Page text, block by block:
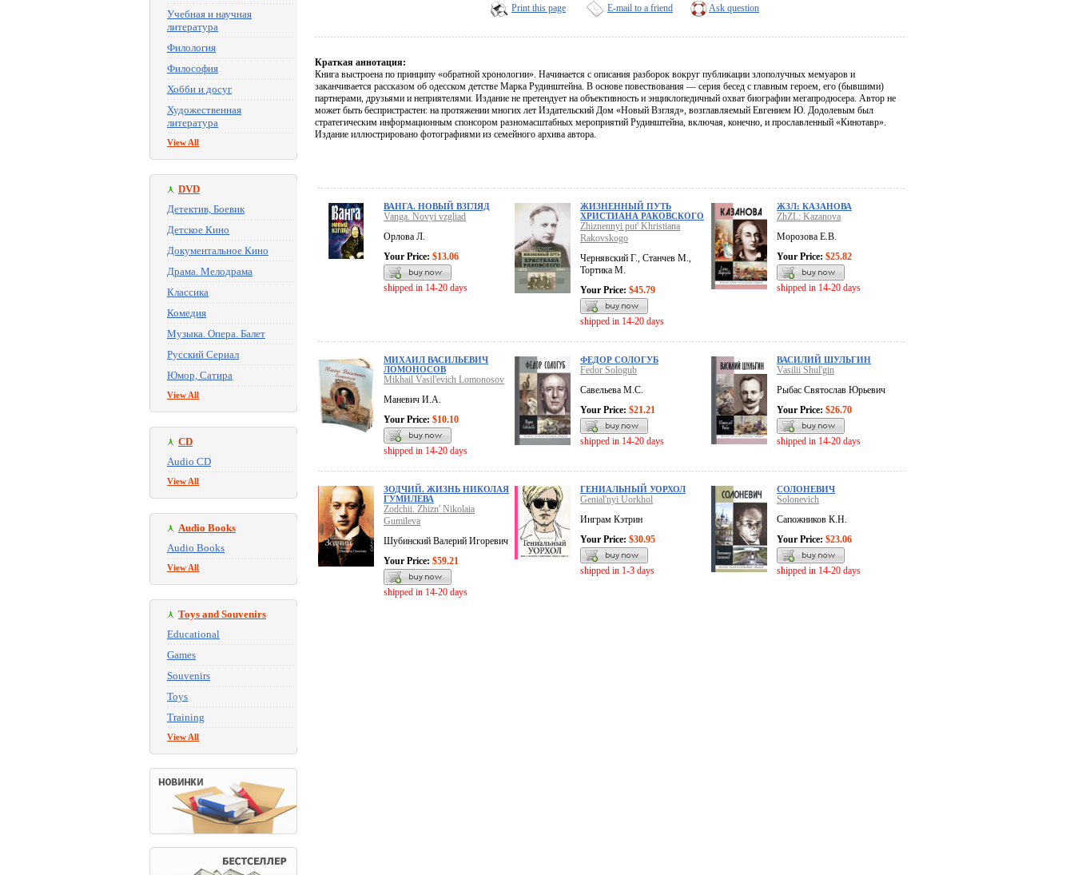
Учебная и научная
литература
Филология
Философия
Хобби и досуг
Художественная
литература
View All
DVD
Детектив, Боевик
Детское Кино
Документальное Кино
Драма. Мелодрама
Классика
Комедия
Музыка. Опера. Балет
Русский Сериал
Юмор, Сатира
View All
CD
Audio CD
View All
Audio Books
Audio Books
View All
Toys and Souvenirs
Educational
Games
Souvenirs
Toys
Training
View All
Print this page E-mail to a friend Ask question
Краткая аннотация:
Книга выстроена по принципу «обратной хронологии». Начинается с описания разборок вокруг публикации злополучных мемуаров и
заканчивается рассказом об одесском детстве Марка Рудинштейна. В основе повествования — серия бесед с главным героем, его (бывшими)
партнерами, друзьями и неприятелями. Издание не претендует на объективность и энциклопедичный охват биографии мегапродюсера. Автор не
может быть беспристрастен: на протяжении многих лет Издательский Дом «Новый Взгляд», возглавляемый Евгением Ю. Додолевым был
стратегическим информационным спонсором разномасштабных мероприятий Рудинштейна, включая, конечно, и прославленный «Кинотавр».
Издание иллюстрировано фотографиями из семейного архива автора.
ВАНГА. НОВЫЙ ВЗГЛЯД
Vanga. Novyi vzgliad
Орлова Л.
Your Price: $13.06
shipped in 14-20 days
ЖИЗНЕННЫЙ ПУТЬ
ХРИСТИАНА РАКОВСКОГО
Zhiznennyi put' Khristiana
Rakovskogo
Чернявский Г., Станчев М.,
Тортика М.
Your Price: $45.79
shipped in 14-20 days
ЖЗЛ: КАЗАНОВА
ZhZL: Kazanova
Морозова Е.В.
Your Price: $25.82
shipped in 14-20 days
МИХАИЛ ВАСИЛЬЕВИЧ
ЛОМОНОСОВ
Mikhail Vasil'evich Lomonosov
Маневич И.А.
Your Price: $10.10
shipped in 14-20 days
ФЕДОР СОЛОГУБ
Fedor Sologub
Савельева М.С.
Your Price: $21.21
shipped in 14-20 days
ВАСИЛИЙ ШУЛЬГИН
Vasilii Shul'gin
Рыбас Святослав Юрьевич
Your Price: $26.70
shipped in 14-20 days
ЗОДЧИЙ. ЖИЗНЬ НИКОЛАЯ
ГУМИЛЕВА
Zodchii. Zhizn' Nikolaia
Gumileva
Шубинский Валерий Игоревич
Your Price: $59.21
shipped in 14-20 days
ГЕНИАЛЬНЫЙ УОРХОЛ
Genial'nyi Uorkhol
Инграм Кэтрин
Your Price: $30.95
shipped in 1-3 days
СОЛОНЕВИЧ
Solonevich
Сапожников К.Н.
Your Price: $23.06
shipped in 14-20 days